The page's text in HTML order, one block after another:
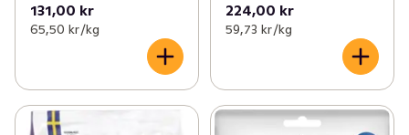
131,00 kr
65,50 kr /kg
224,00 kr
59,73 kr /kg